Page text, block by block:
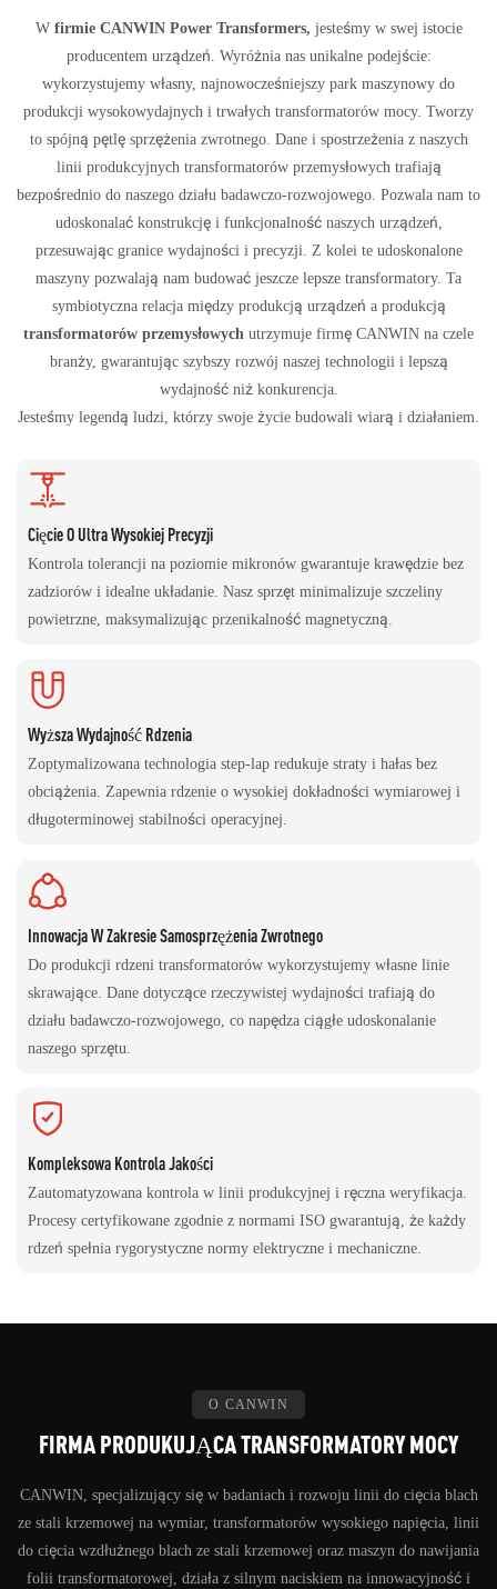
W firmie CANWIN Power Transformers, jesteśmy w swej istocie
producentem urządzeń. Wyróżnia nas unikalne podejście:
wykorzystujemy własny, najnowocześniejszy park maszynowy do
produkcji wysokowydajnych i trwałych transformatorów mocy. Tworzy
to spójną pętlę sprzężenia zwrotnego. Dane i spostrzeżenia z naszych
linii produkcyjnych transformatorów przemysłowych trafiają
bezpośrednio do naszego działu badawczo-rozwojowego. Pozwala nam to
udoskonalać konstrukcję i funkcjonalność naszych urządzeń,
przesuwając granice wydajności i precyzji. Z kolei te udoskonalone
maszyny pozwalają nam budować jeszcze lepsze transformatory. Ta
symbiotyczna relacja między produkcją urządzeń a produkcją
transformatorów przemysłowych utrzymuje firmę CANWIN na czele
branży, gwarantując szybszy rozwój naszej technologii i lepszą
wydajność niż konkurencja.
Jesteśmy legendą ludzi, którzy swoje życie budowali wiarą i działaniem.
Cięcie O Ultra Wysokiej Precyzji
Kontrola tolerancji na poziomie mikronów gwarantuje krawędzie bez
zadziorów i idealne układanie. Nasz sprzęt minimalizuje szczeliny
powietrzne, maksymalizując przenikalność magnetyczną.
Wyższa Wydajność Rdzenia
Zoptymalizowana technologia step-lap redukuje straty i hałas bez
obciążenia. Zapewnia rdzenie o wysokiej dokładności wymiarowej i
długoterminowej stabilności operacyjnej.
Innowacja W Zakresie Samosprzężenia Zwrotnego
Do produkcji rdzeni transformatorów wykorzystujemy własne linie
skrawające. Dane dotyczące rzeczywistej wydajności trafiają do
działu badawczo-rozwojowego, co napędza ciągłe udoskonalanie
naszego sprzętu.
Kompleksowa Kontrola Jakości
Zautomatyzowana kontrola w linii produkcyjnej i ręczna weryfikacja.
Procesy certyfikowane zgodnie z normami ISO gwarantują, że każdy
rdzeń spełnia rygorystyczne normy elektryczne i mechaniczne.
O CANWIN
FIRMA PRODUKUJĄCA TRANSFORMATORY MOCY
CANWIN, specjalizujący się w badaniach i rozwoju linii do cięcia blach
ze stali krzemowej na wymiar, transformatorów wysokiego napięcia, linii
do cięcia wzdłużnego blach ze stali krzemowej oraz maszyn do nawijania
folii transformatorowej, działa z silnym naciskiem na innowacyjność i